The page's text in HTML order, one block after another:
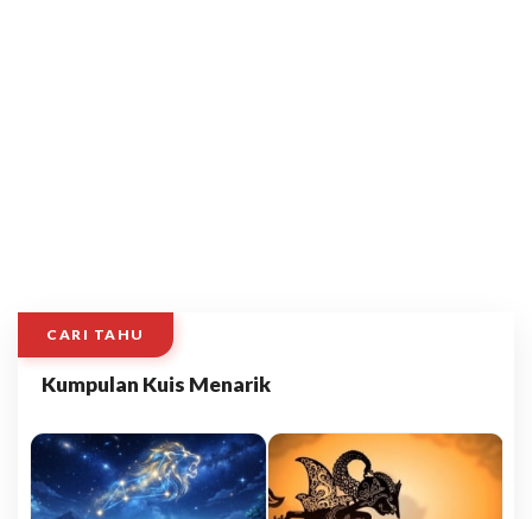
CARI TAHU
Kumpulan Kuis Menarik